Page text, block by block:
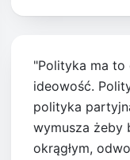
"Polityka ma to
ideowość.
polityka
wymusza żeby
okrągłym,